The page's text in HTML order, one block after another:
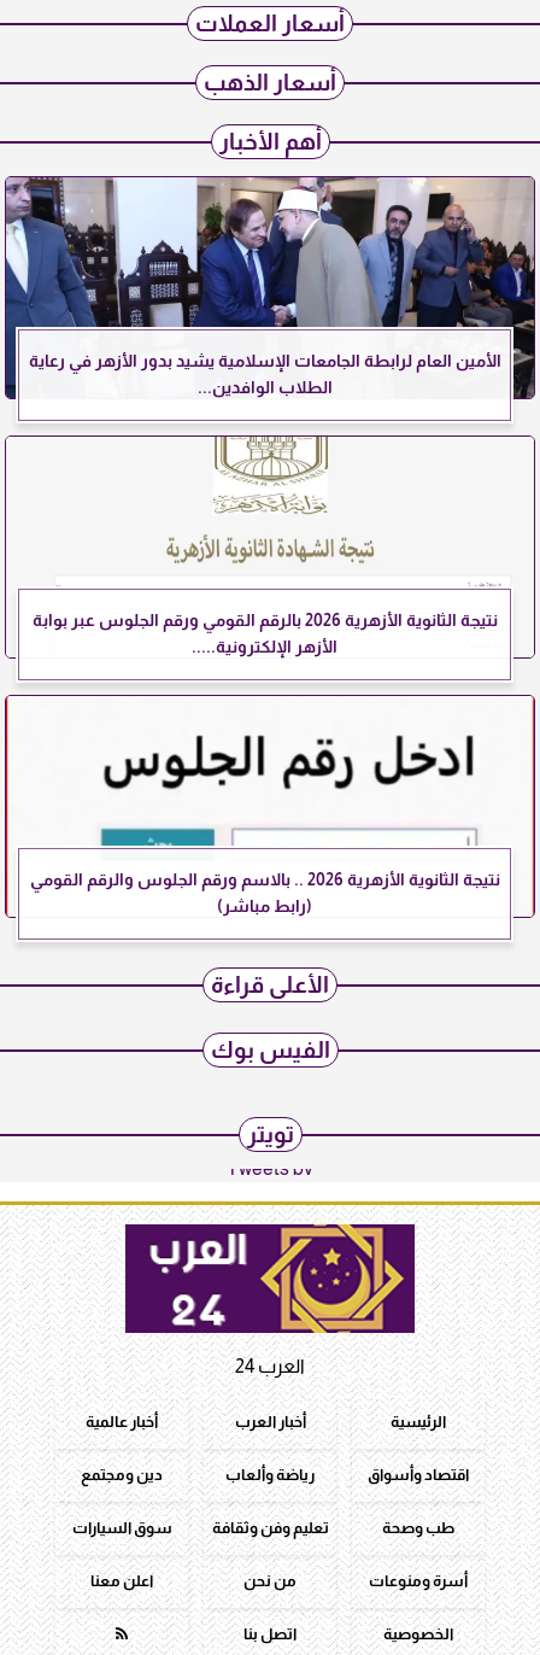
أسعار العملات
أسعار الذهب
أهم الأخبار
الأمين العام لرابطة الجامعات الإسلامية يشيد بدور الأزهر في رعاية
الطلاب الوافدين...
نتيجة الثانوية الأزهرية 2026 بالرقم القومي ورقم الجلوس عبر بوابة
الأزهر الإلكترونية.....
نتيجة الثانوية الأزهرية 2026 .. بالاسم ورقم الجلوس والرقم القومي
(رابط مباشر)
الأعلى قراءة
الفيس بوك
تويتر
Tweets by
العرب 24
الرئيسية أخبار العرب أخبار عالمية
اقتصاد وأسواق رياضة وألعاب دين ومجتمع
طب وصحة تعليم وفن وثقافة سوق السيارات
أسرة ومنوعات من نحن اعلن معنا
الخصوصية اتصل بنا 